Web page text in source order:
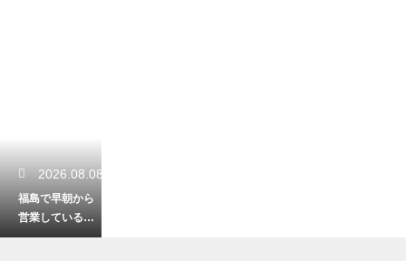
2026.08.08
福島で早朝から
営業している便
利な釣り具の